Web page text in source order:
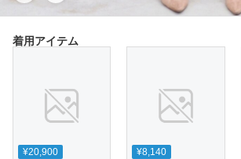
着用アイテム
¥20,900 ¥8,140